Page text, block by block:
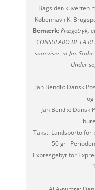
Bagsiden kuverten
København K.
Bemærk:Prægetryk,
CONSULADO DE LA
som viser, at Jm.
Under
Jan Bendix: Dansk
og
Jan Bendix: Dansk
Takst: Landsporto for
– 50 gr i
Expresgebyr for